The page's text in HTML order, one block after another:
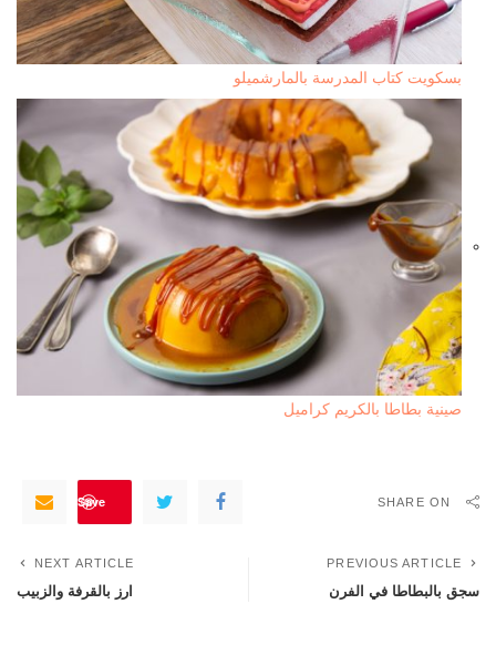
بسكويت كتاب المدرسة بالمارشميلو
صينية بطاطا بالكريم كراميل
SHARE ON
Save
PREVIOUS ARTICLE
سجق بالبطاطا في الفرن
NEXT ARTICLE
ارز بالقرفة والزبيب